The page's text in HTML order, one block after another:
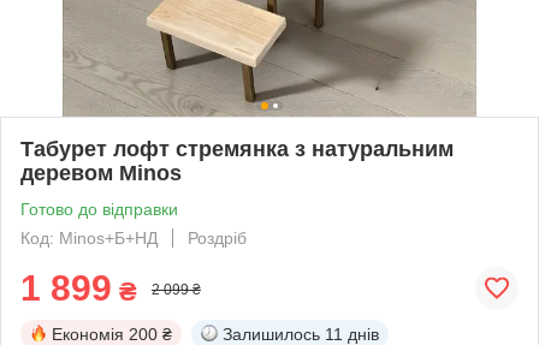
Табурет лофт стремянка з натуральним
деревом Minos
Готово до відправки
Код: Minos+Б+НД
Роздріб
1 899 ₴ 2 099 ₴
Економія 200 ₴ Залишилось 11 днів